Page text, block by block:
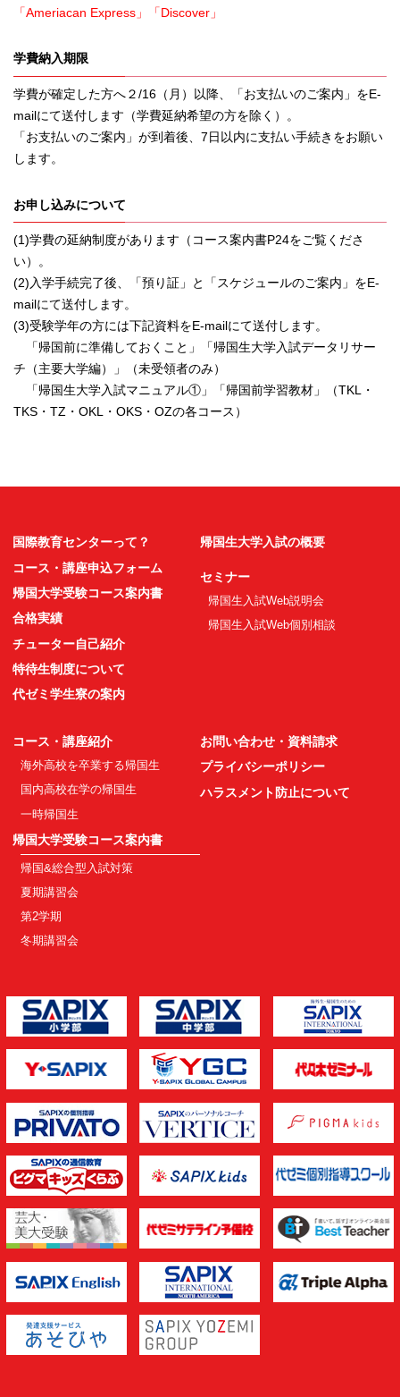
「Ameriacan Express」「Discover」
学費納入期限
学費が確定した方へ２/16（月）以降、「お支払いのご案内」をE-
mailにて送付します（学費延納希望の方を除く）。
「お支払いのご案内」が到着後、7日以内に支払い手続きをお願い
します。
お申し込みについて
(1)学費の延納制度があります（コース案内書P24をご覧くださ
い）。
(2)入学手続完了後、「預り証」と「スケジュールのご案内」をE-
mailにて送付します。
(3)受験学年の方には下記資料をE-mailにて送付します。
「帰国前に準備しておくこと」「帰国生大学入試データリサー
チ（主要大学編）」（未受領者のみ）
「帰国生大学入試マニュアル①」「帰国前学習教材」（TKL・
TKS・TZ・OKL・OKS・OZの各コース）
国際教育センターって？
コース・講座申込フォーム
帰国大学受験コース案内書
合格実績
チューター自己紹介
特待生制度について
代ゼミ学生寮の案内
コース・講座紹介
海外高校を卒業する帰国生
国内高校在学の帰国生
一時帰国生
帰国大学受験コース案内書
帰国&総合型入試対策
夏期講習会
第2学期
冬期講習会
帰国生大学入試の概要
セミナー
帰国生入試Web説明会
帰国生入試Web個別相談
お問い合わせ・資料請求
プライバシーポリシー
ハラスメント防止について